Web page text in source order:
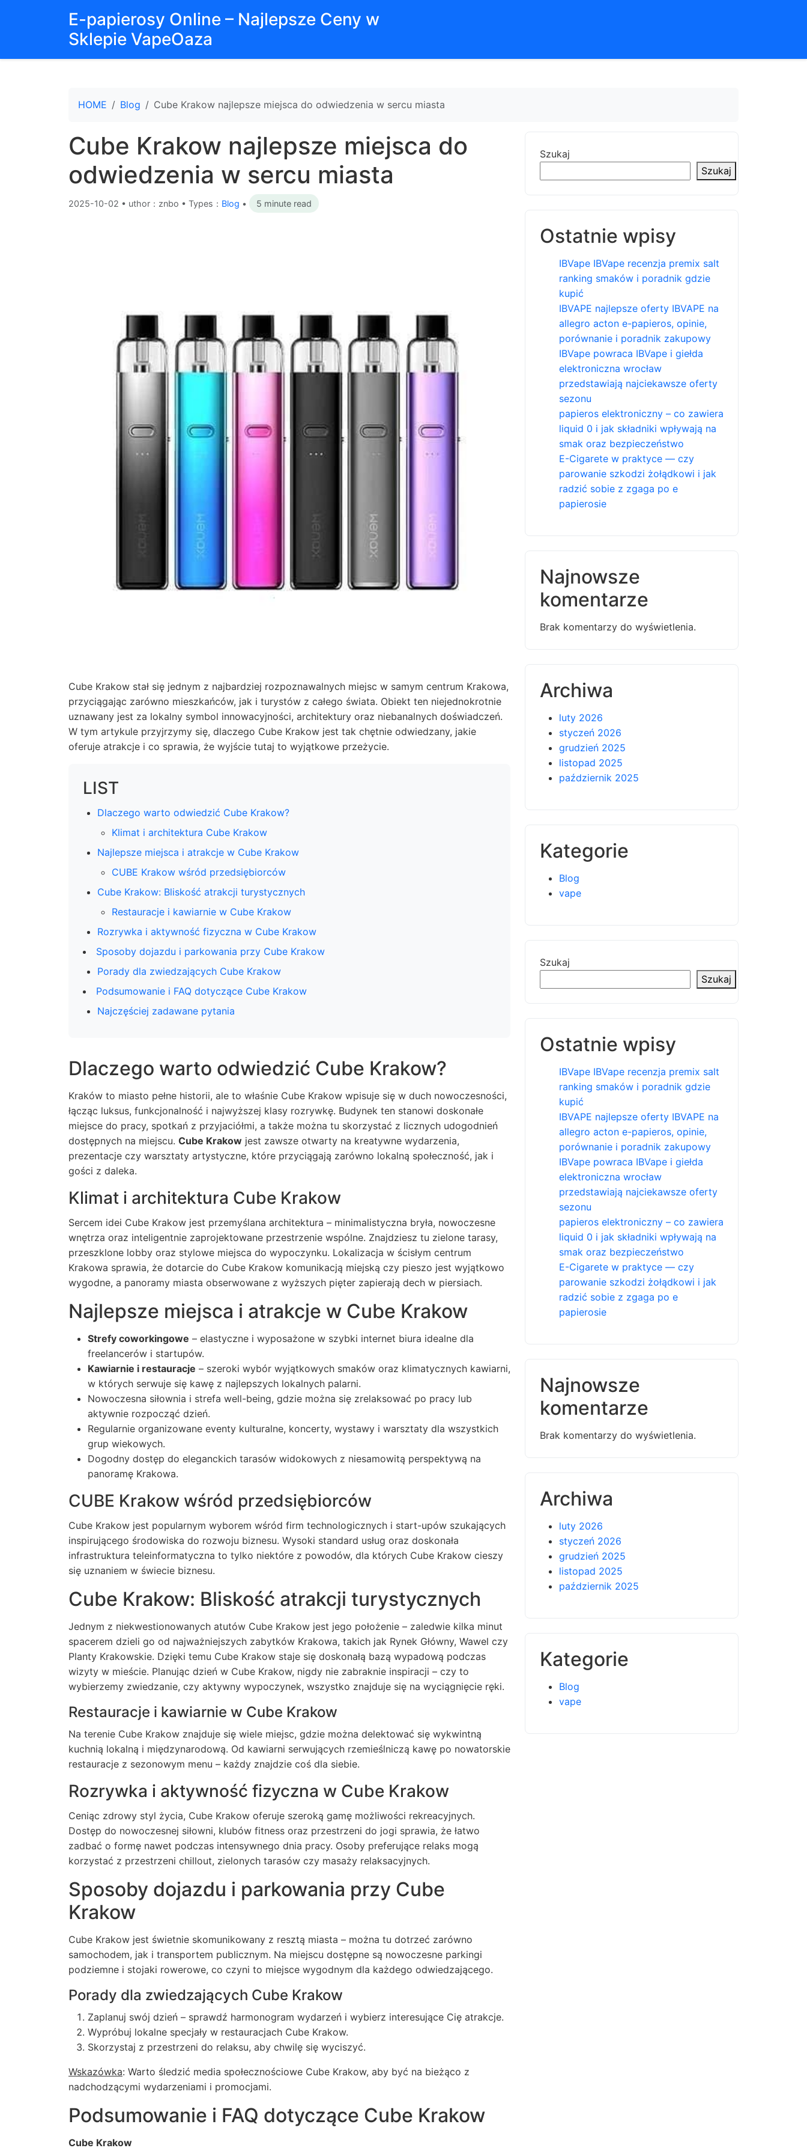
E-papierosy Online – Najlepsze Ceny w
Sklepie VapeOaza
HOME Blog Cube Krakow najlepsze miejsca do odwiedzenia w sercu miasta
Cube Krakow najlepsze miejsca do
odwiedzenia w sercu miasta
2025-10-02 • uthor：znbo • Types： Blog • 5 minute read
Cube Krakow stał się jednym z najbardziej rozpoznawalnych miejsc w samym centrum Krakowa,
przyciągając zarówno mieszkańców, jak i turystów z całego świata. Obiekt ten niejednokrotnie
uznawany jest za lokalny symbol innowacyjności, architektury oraz niebanalnych doświadczeń.
W tym artykule przyjrzymy się, dlaczego Cube Krakow jest tak chętnie odwiedzany, jakie
oferuje atrakcje i co sprawia, że wyjście tutaj to wyjątkowe przeżycie.
LIST
Dlaczego warto odwiedzić Cube Krakow?
Klimat i architektura Cube Krakow
Najlepsze miejsca i atrakcje w Cube Krakow
CUBE Krakow wśród przedsiębiorców
Cube Krakow: Bliskość atrakcji turystycznych
Restauracje i kawiarnie w Cube Krakow
Rozrywka i aktywność fizyczna w Cube Krakow
Sposoby dojazdu i parkowania przy Cube Krakow
Porady dla zwiedzających Cube Krakow
Podsumowanie i FAQ dotyczące Cube Krakow
Najczęściej zadawane pytania
Dlaczego warto odwiedzić Cube Krakow?
Kraków to miasto pełne historii, ale to właśnie Cube Krakow wpisuje się w duch nowoczesności,
łącząc luksus, funkcjonalność i najwyższej klasy rozrywkę. Budynek ten stanowi doskonałe
miejsce do pracy, spotkań z przyjaciółmi, a także można tu skorzystać z licznych udogodnień
dostępnych na miejscu. Cube Krakow jest zawsze otwarty na kreatywne wydarzenia,
prezentacje czy warsztaty artystyczne, które przyciągają zarówno lokalną społeczność, jak i
gości z daleka.
Klimat i architektura Cube Krakow
Sercem idei Cube Krakow jest przemyślana architektura – minimalistyczna bryła, nowoczesne
wnętrza oraz inteligentnie zaprojektowane przestrzenie wspólne. Znajdziesz tu zielone tarasy,
przeszklone lobby oraz stylowe miejsca do wypoczynku. Lokalizacja w ścisłym centrum
Krakowa sprawia, że dotarcie do Cube Krakow komunikacją miejską czy pieszo jest wyjątkowo
wygodne, a panoramy miasta obserwowane z wyższych pięter zapierają dech w piersiach.
Najlepsze miejsca i atrakcje w Cube Krakow
Strefy coworkingowe – elastyczne i wyposażone w szybki internet biura idealne dla
freelancerów i startupów.
Kawiarnie i restauracje – szeroki wybór wyjątkowych smaków oraz klimatycznych kawiarni,
w których serwuje się kawę z najlepszych lokalnych palarni.
Nowoczesna siłownia i strefa well-being, gdzie można się zrelaksować po pracy lub
aktywnie rozpocząć dzień.
Regularnie organizowane eventy kulturalne, koncerty, wystawy i warsztaty dla wszystkich
grup wiekowych.
Dogodny dostęp do eleganckich tarasów widokowych z niesamowitą perspektywą na
panoramę Krakowa.
CUBE Krakow wśród przedsiębiorców
Cube Krakow jest popularnym wyborem wśród firm technologicznych i start-upów szukających
inspirującego środowiska do rozwoju biznesu. Wysoki standard usług oraz doskonała
infrastruktura teleinformatyczna to tylko niektóre z powodów, dla których Cube Krakow cieszy
się uznaniem w świecie biznesu.
Cube Krakow: Bliskość atrakcji turystycznych
Jednym z niekwestionowanych atutów Cube Krakow jest jego położenie – zaledwie kilka minut
spacerem dzieli go od najważniejszych zabytków Krakowa, takich jak Rynek Główny, Wawel czy
Planty Krakowskie. Dzięki temu Cube Krakow staje się doskonałą bazą wypadową podczas
wizyty w mieście. Planując dzień w Cube Krakow, nigdy nie zabraknie inspiracji – czy to
wybierzemy zwiedzanie, czy aktywny wypoczynek, wszystko znajduje się na wyciągnięcie ręki.
Restauracje i kawiarnie w Cube Krakow
Na terenie Cube Krakow znajduje się wiele miejsc, gdzie można delektować się wykwintną
kuchnią lokalną i międzynarodową. Od kawiarni serwujących rzemieślniczą kawę po nowatorskie
restauracje z sezonowym menu – każdy znajdzie coś dla siebie.
Rozrywka i aktywność fizyczna w Cube Krakow
Ceniąc zdrowy styl życia, Cube Krakow oferuje szeroką gamę możliwości rekreacyjnych.
Dostęp do nowoczesnej siłowni, klubów fitness oraz przestrzeni do jogi sprawia, że łatwo
zadbać o formę nawet podczas intensywnego dnia pracy. Osoby preferujące relaks mogą
korzystać z przestrzeni chillout, zielonych tarasów czy masaży relaksacyjnych.
Sposoby dojazdu i parkowania przy Cube
Krakow
Cube Krakow jest świetnie skomunikowany z resztą miasta – można tu dotrzeć zarówno
samochodem, jak i transportem publicznym. Na miejscu dostępne są nowoczesne parkingi
podziemne i stojaki rowerowe, co czyni to miejsce wygodnym dla każdego odwiedzającego.
Porady dla zwiedzających Cube Krakow
Zaplanuj swój dzień – sprawdź harmonogram wydarzeń i wybierz interesujące Cię atrakcje.
Wypróbuj lokalne specjały w restauracjach Cube Krakow.
Skorzystaj z przestrzeni do relaksu, aby chwilę się wyciszyć.
Wskazówka: Warto śledzić media społecznościowe Cube Krakow, aby być na bieżąco z
nadchodzącymi wydarzeniami i promocjami.
Podsumowanie i FAQ dotyczące Cube Krakow
Cube Krakow
Szukaj
Szukaj
Ostatnie wpisy
IBVape IBVape recenzja premix salt
ranking smaków i poradnik gdzie
kupić
IBVAPE najlepsze oferty IBVAPE na
allegro acton e-papieros, opinie,
porównanie i poradnik zakupowy
IBVape powraca IBVape i giełda
elektroniczna wrocław
przedstawiają najciekawsze oferty
sezonu
papieros elektroniczny – co zawiera
liquid 0 i jak składniki wpływają na
smak oraz bezpieczeństwo
E-Cigarete w praktyce — czy
parowanie szkodzi żołądkowi i jak
radzić sobie z zgaga po e
papierosie
Najnowsze
komentarze
Brak komentarzy do wyświetlenia.
Archiwa
luty 2026
styczeń 2026
grudzień 2025
listopad 2025
październik 2025
Kategorie
Blog
vape
Szukaj
Szukaj
Ostatnie wpisy
IBVape IBVape recenzja premix salt
ranking smaków i poradnik gdzie
kupić
IBVAPE najlepsze oferty IBVAPE na
allegro acton e-papieros, opinie,
porównanie i poradnik zakupowy
IBVape powraca IBVape i giełda
elektroniczna wrocław
przedstawiają najciekawsze oferty
sezonu
papieros elektroniczny – co zawiera
liquid 0 i jak składniki wpływają na
smak oraz bezpieczeństwo
E-Cigarete w praktyce — czy
parowanie szkodzi żołądkowi i jak
radzić sobie z zgaga po e
papierosie
Najnowsze
komentarze
Brak komentarzy do wyświetlenia.
Archiwa
luty 2026
styczeń 2026
grudzień 2025
listopad 2025
październik 2025
Kategorie
Blog
vape